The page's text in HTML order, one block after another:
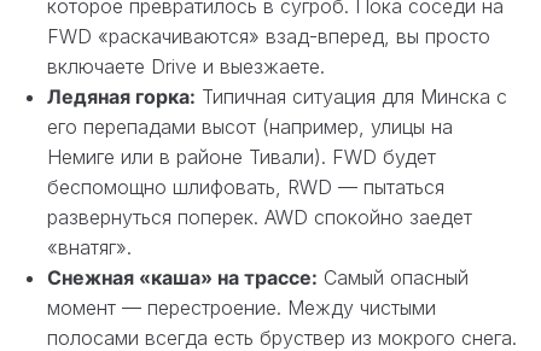
которое превратилось в сугроб. Пока соседи на
FWD «раскачиваются» взад-вперед, вы просто
включаете Drive и выезжаете.
Ледяная горка: Типичная ситуация для Минска с
его перепадами высот (например, улицы на
Немиге или в районе Тивали). FWD будет
беспомощно шлифовать, RWD — пытаться
развернуться поперек. AWD спокойно заедет
«внатяг».
Снежная «каша» на трассе: Самый опасный
момент — перестроение. Между чистыми
полосами всегда есть бруствер из мокрого снега.